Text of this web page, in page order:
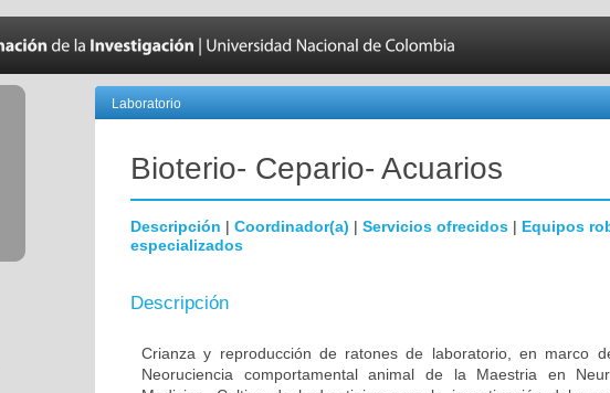
Laboratorio
Bioterio- Cepario- Acuarios
Descripción | Coordinador(a) | Servicios ofrecidos | Equipos
especializados
Descripción
Crianza y reproducción de ratones de laboratorio, en marco
Neoruciencia comportamental animal de la Maestria en